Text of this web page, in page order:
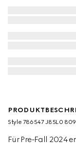
Style ‎786547 J85L0
Für Pre-Fall 2024